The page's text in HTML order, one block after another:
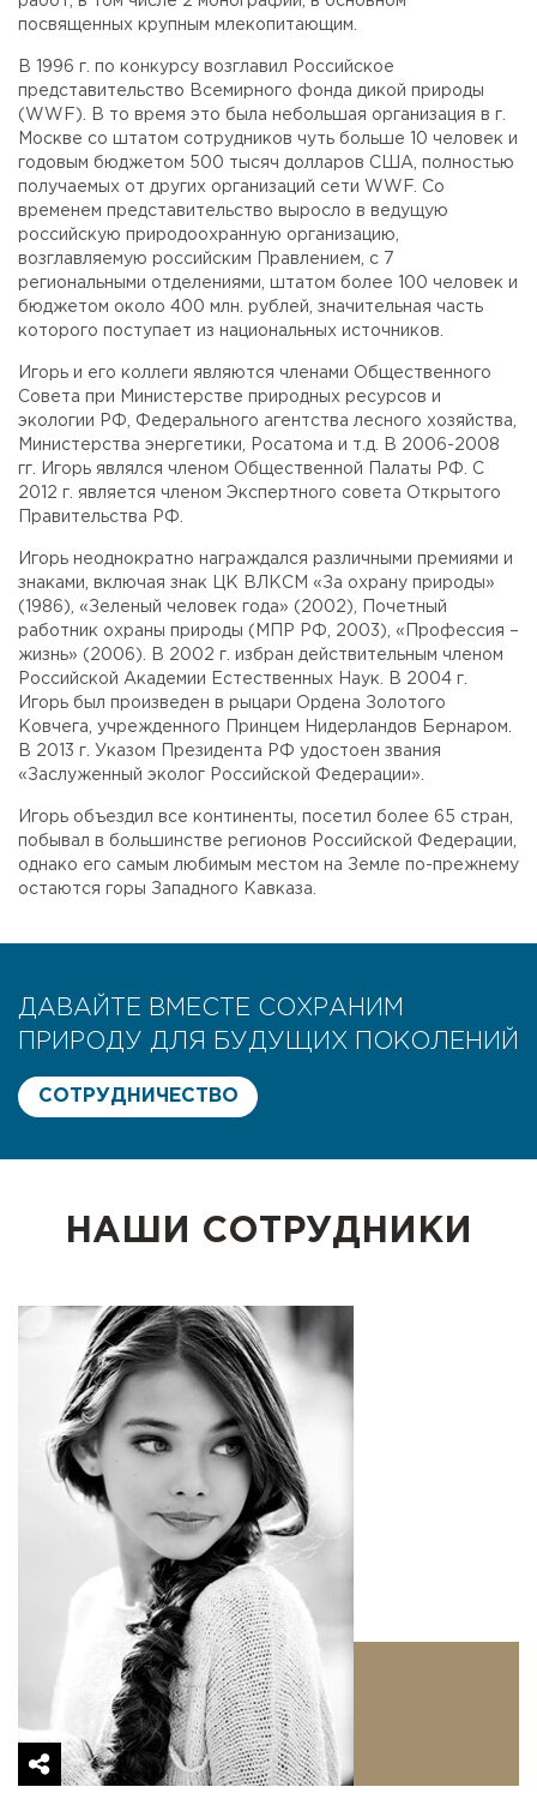
посвященных крупным млекопитающим.
В 1996 г. по конкурсу возглавил Российское
представительство Всемирного фонда дикой природы
(WWF). В то время это была небольшая организация в г.
Москве со штатом сотрудников чуть больше 10 человек и
годовым бюджетом 500 тысяч долларов США, полностью
получаемых от других организаций сети WWF. Со
временем представительство выросло в ведущую
российскую природоохранную организацию,
возглавляемую российским Правлением, с 7
региональными отделениями, штатом более 100 человек и
бюджетом около 400 млн. рублей, значительная часть
которого поступает из национальных источников.
Игорь и его коллеги являются членами Общественного
Совета при Министерстве природных ресурсов и
экологии РФ, Федерального агентства лесного хозяйства,
Министерства энергетики, Росатома и т.д. В 2006-2008
гг. Игорь являлся членом Общественной Палаты РФ. С
2012 г. является членом Экспертного совета Открытого
Правительства РФ.
Игорь неоднократно награждался различными премиями и
знаками, включая знак ЦК ВЛКСМ «За охрану природы»
(1986), «Зеленый человек года» (2002), Почетный
работник охраны природы (МПР РФ, 2003), «Профессия –
жизнь» (2006). В 2002 г. избран действительным членом
Российской Академии Естественных Наук. В 2004 г.
Игорь был произведен в рыцари Ордена Золотого
Ковчега, учрежденного Принцем Нидерландов Бернаром.
В 2013 г. Указом Президента РФ удостоен звания
«Заслуженный эколог Российской Федерации».
Игорь объездил все континенты, посетил более 65 стран,
побывал в большинстве регионов Российской Федерации,
однако его самым любимым местом на Земле по-прежнему
остаются горы Западного Кавказа.
ДАВАЙТЕ ВМЕСТЕ СОХРАНИМ
ПРИРОДУ ДЛЯ БУДУЩИХ ПОКОЛЕНИЙ
СОТРУДНИЧЕСТВО
НАШИ СОТРУДНИКИ
ХАНТУХОВА ЛЕЙЛА